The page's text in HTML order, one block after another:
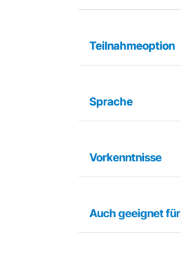
Teilnahmeoption
Sprache
Vorkenntnisse
Auch geeignet für